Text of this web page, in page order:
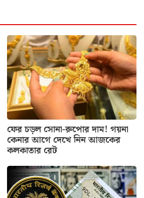
ফের চড়ল সোনা-রুপোর দাম! গয়না
কেনার আগে দেখে নিন আজকের
কলকাতার রেট